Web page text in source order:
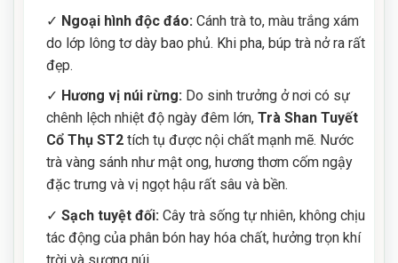
✓ Ngoại hình độc đáo: Cánh trà to, màu trắng xám
do lớp lông tơ dày bao phủ. Khi pha, búp trà nở ra rất
đẹp.
✓ Hương vị núi rừng: Do sinh trưởng ở nơi có sự
chênh lệch nhiệt độ ngày đêm lớn, Trà Shan Tuyết
Cổ Thụ ST2 tích tụ được nội chất mạnh mẽ. Nước
trà vàng sánh như mật ong, hương thơm cốm ngậy
đặc trưng và vị ngọt hậu rất sâu và bền.
✓ Sạch tuyệt đối: Cây trà sống tự nhiên, không chịu
tác động của phân bón hay hóa chất, hưởng trọn khí